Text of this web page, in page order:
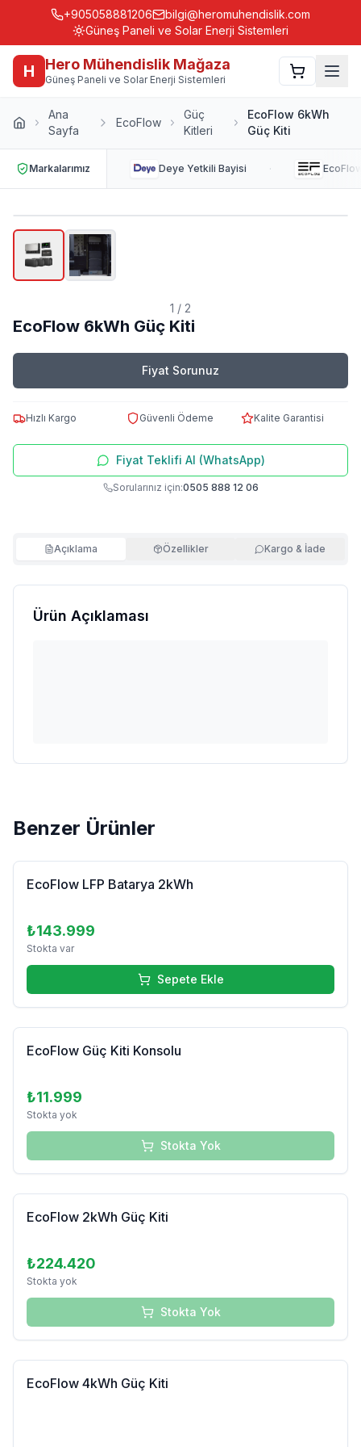
+905058881206
bilgi@heromuhendislik.com
Güneş Paneli ve Solar Enerji Sistemleri
H Hero Mühendislik Mağaza
Güneş Paneli ve Solar Enerji Sistemleri
Ana
Sayfa
EcoFlow
Güç
Kitleri
EcoFlow 6kWh
Güç Kiti
Markalarımız Deye Yetkili Bayisi ·
1 / 2
EcoFlow 6kWh Güç Kiti
Fiyat Sorunuz
Hızlı Kargo Güvenli Ödeme Kalite Garantisi
Fiyat Teklifi Al (WhatsApp)
Sorularınız için:0505 888 12 06
Açıklama Özellikler Kargo & İade
Ürün Açıklaması
Benzer Ürünler
EcoFlow LFP Batarya 2kWh
₺143.999
Stokta var
Sepete Ekle
EcoFlow Güç Kiti Konsolu
₺11.999
Stokta yok
Stokta Yok
EcoFlow 2kWh Güç Kiti
₺224.420
Stokta yok
Stokta Yok
EcoFlow 4kWh Güç Kiti